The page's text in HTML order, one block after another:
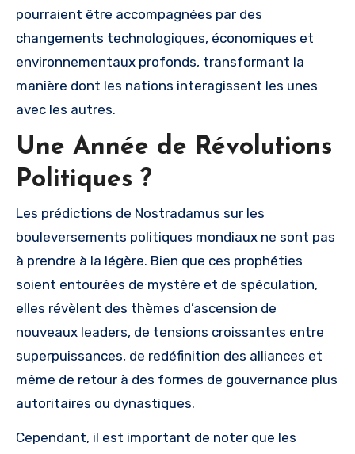
pourraient être accompagnées par des
changements technologiques, économiques et
environnementaux profonds, transformant la
manière dont les nations interagissent les unes
avec les autres.
Une Année de Révolutions
Politiques ?
Les prédictions de Nostradamus sur les
bouleversements politiques mondiaux ne sont pas
à prendre à la légère. Bien que ces prophéties
soient entourées de mystère et de spéculation,
elles révèlent des thèmes d’ascension de
nouveaux leaders, de tensions croissantes entre
superpuissances, de redéfinition des alliances et
même de retour à des formes de gouvernance plus
autoritaires ou dynastiques.
Cependant, il est important de noter que les